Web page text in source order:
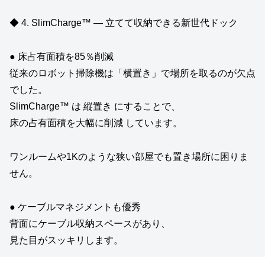
◆ 4. SlimCharge™ ― 立てて収納できる新世代ドック
● 床占有面積を85％削減
従来のロボット掃除機は「横置き」で場所を取るのが欠点
でした。
SlimCharge™ は 縦置き にすることで、
床の占有面積を大幅に削減 しています。
ワンルームや1Kのような狭い部屋でも置き場所に困りま
せん。
● ケーブルマネジメントも優秀
背面にケーブル収納スペースがあり、
見た目がスッキリします。